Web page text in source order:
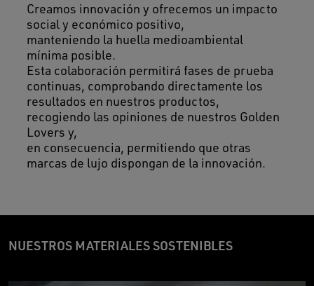
Creamos innovación y ofrecemos un impacto
social y económico positivo,
manteniendo la huella medioambiental
mínima posible.
Esta colaboración permitirá fases de prueba
continuas, comprobando directamente los
resultados en nuestros productos,
recogiendo las opiniones de nuestros Golden
Lovers y,
en consecuencia, permitiendo que otras
marcas de lujo dispongan de la innovación.
NUESTROS MATERIALES SOSTENIBLES